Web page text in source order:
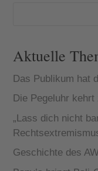
Aktuelle
Das Publikum hat
Die Pegeluhr kehrt
„Lass dich nicht
Geschichte des